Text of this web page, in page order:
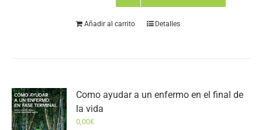
Añadir al carrito Detalles
Como ayudar a un enfermo en el final de
la vida
0,00€